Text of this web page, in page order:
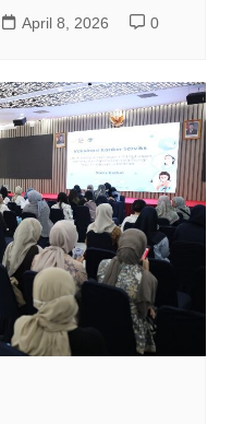
April 8, 2026 0